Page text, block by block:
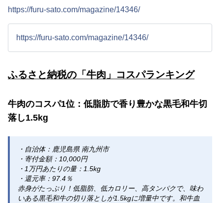
https://furu-sato.com/magazine/14346/
https://furu-sato.com/magazine/14346/
ふるさと納税の「牛肉」コスパランキング
牛肉のコスパ1位：低脂肪で香り豊かな黒毛和牛切
落し1.5kg
・自治体：鹿児島県 南九州市
・寄付金額：10,000円
・1万円あたりの量：1.5kg
・還元率：97.4％
赤身がたっぷり！低脂肪、低カロリー、高タンパクで、味わ
いある黒毛和牛の切り落としが1.5kgに増量中です。和牛血